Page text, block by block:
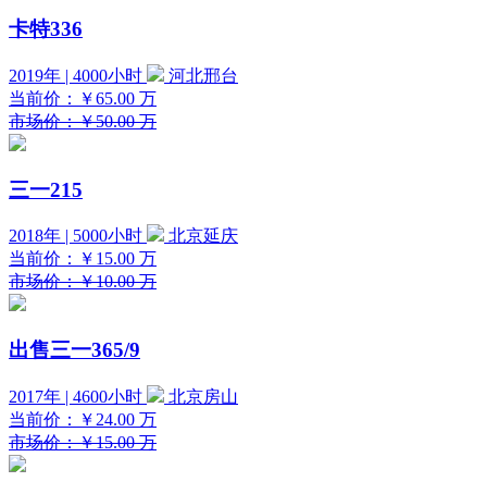
卡特336
2019年 | 4000小时
河北邢台
当前价：
￥65.00 万
市场价：￥50.00 万
三一215
2018年 | 5000小时
北京延庆
当前价：
￥15.00 万
市场价：￥10.00 万
出售三一365/9
2017年 | 4600小时
北京房山
当前价：
￥24.00 万
市场价：￥15.00 万